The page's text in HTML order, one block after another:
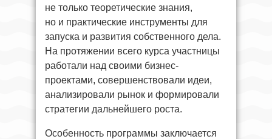
не только теоретические знания,
но и практические инструменты для
запуска и развития собственного дела.
На протяжении всего курса участницы
работали над своими бизнес-
проектами, совершенствовали идеи,
анализировали рынок и формировали
стратегии дальнейшего роста.
Особенность программы заключается